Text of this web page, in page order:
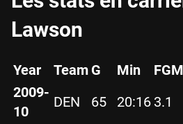
Lawson
Year Team G Min FGM
2009-
10
DEN 65 20:16 3.1